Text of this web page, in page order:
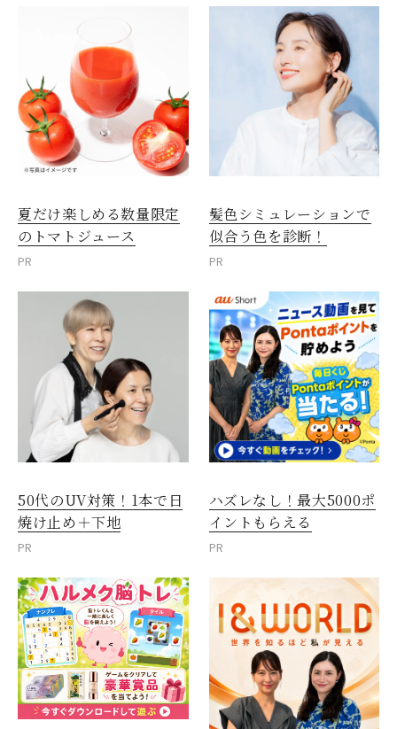
夏だけ楽しめる数量限定
のトマトジュース
PR
髪色シミュレーションで
似合う色を診断！
PR
50代のUV対策！1本で日
焼け止め＋下地
PR
ハズレなし！最大5000ポ
イントもらえる
PR